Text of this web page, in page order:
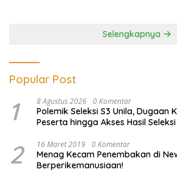
Selengkapnya
Popular Post
1 8 Agustus 2026 0 Komentar
Polemik Seleksi S3 Unila, Dugaan
Peserta hingga Akses Hasil
2 16 Maret 2019 0 Komentar
Menag Kecam Penembakan di
Berperikemanusiaan!